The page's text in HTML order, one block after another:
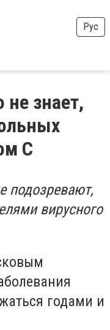
Рус
знает,
С
подозревают,
вирусного
годами и